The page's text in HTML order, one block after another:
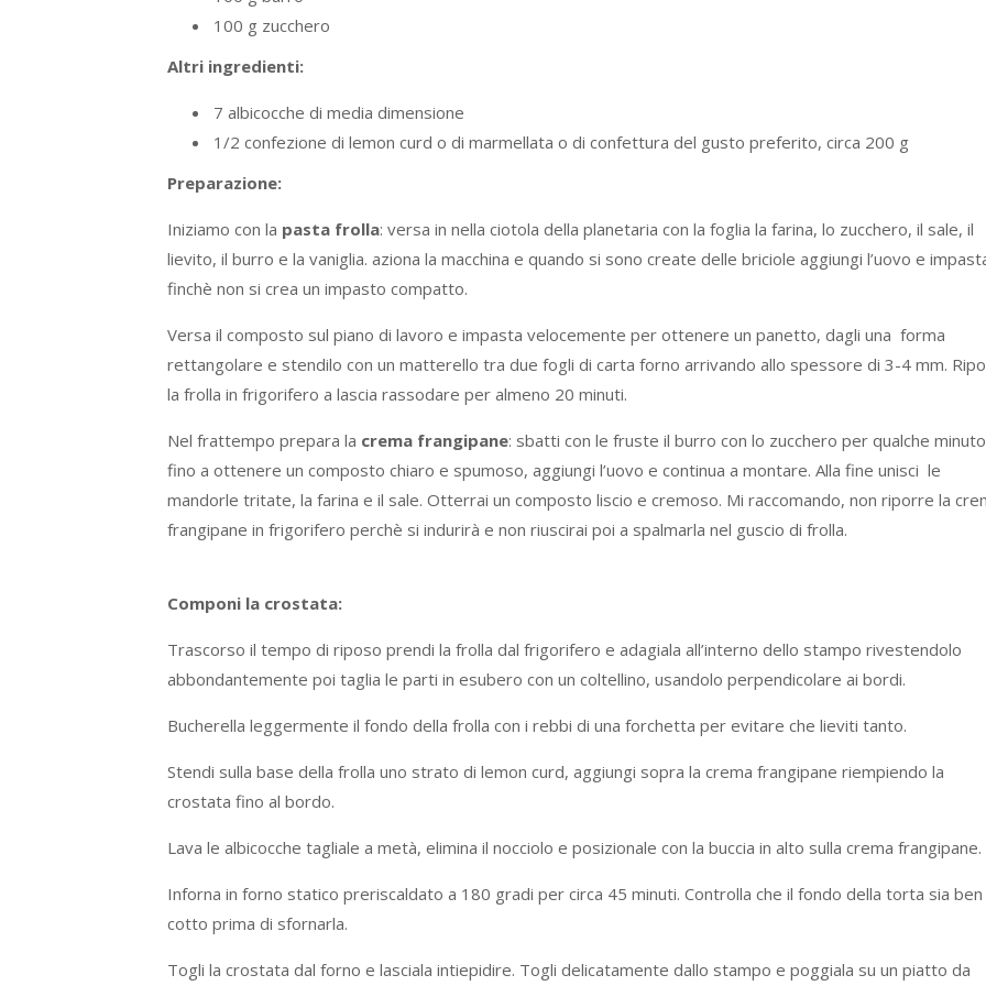
100 g zucchero
Altri ingredienti:
7 albicocche di media dimensione
1/2 confezione di lemon curd o di marmellata o di confettura del gusto preferito, circa 200 g
Preparazione:
Iniziamo con la pasta frolla: versa in nella ciotola della planetaria con la foglia la farina, lo zucchero, il sale, il
lievito, il burro e la vaniglia. aziona la macchina e quando si sono create delle briciole aggiungi l’uovo e
finchè non si crea un impasto compatto.
Versa il composto sul piano di lavoro e impasta velocemente per ottenere un panetto, dagli una forma
rettangolare e stendilo con un matterello tra due fogli di carta forno arrivando allo spessore di 3-4 mm.
la frolla in frigorifero a lascia rassodare per almeno 20 minuti.
Nel frattempo prepara la crema frangipane: sbatti con le fruste il burro con lo zucchero per qualche minuto
fino a ottenere un composto chiaro e spumoso, aggiungi l’uovo e continua a montare. Alla fine unisci le
mandorle tritate, la farina e il sale. Otterrai un composto liscio e cremoso. Mi raccomando, non riporre la
frangipane in frigorifero perchè si indurirà e non riuscirai poi a spalmarla nel guscio di frolla.
Componi la crostata:
Trascorso il tempo di riposo prendi la frolla dal frigorifero e adagiala all’interno dello stampo rivestendolo
abbondantemente poi taglia le parti in esubero con un coltellino, usandolo perpendicolare ai bordi.
Bucherella leggermente il fondo della frolla con i rebbi di una forchetta per evitare che lieviti tanto.
Stendi sulla base della frolla uno strato di lemon curd, aggiungi sopra la crema frangipane riempiendo la
crostata fino al bordo.
Lava le albicocche tagliale a metà, elimina il nocciolo e posizionale con la buccia in alto sulla crema frangipane.
Inforna in forno statico preriscaldato a 180 gradi per circa 45 minuti. Controlla che il fondo della torta sia ben
cotto prima di sfornarla.
Togli la crostata dal forno e lasciala intiepidire. Togli delicatamente dallo stampo e poggiala su un piatto da